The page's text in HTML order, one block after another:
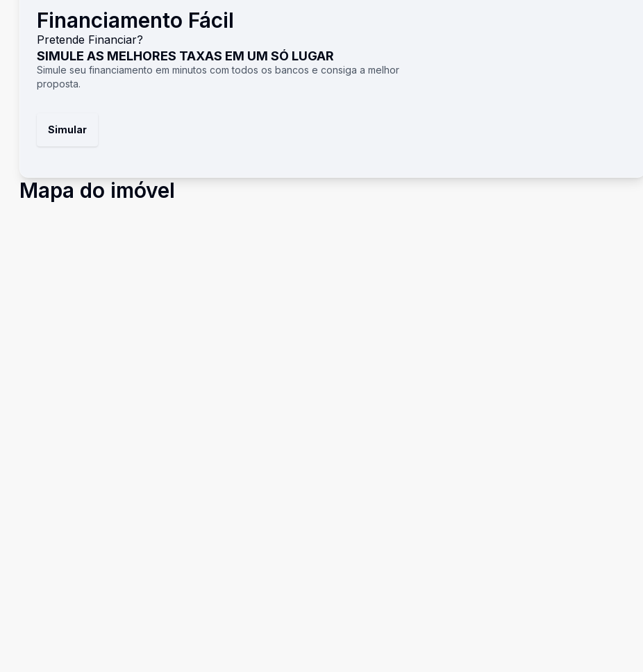
Financiamento Fácil
Pretende Financiar?
SIMULE AS MELHORES TAXAS EM UM SÓ LUGAR
Simule seu financiamento em minutos com todos os bancos e consiga a melhor
proposta.
Simular
Mapa do imóvel